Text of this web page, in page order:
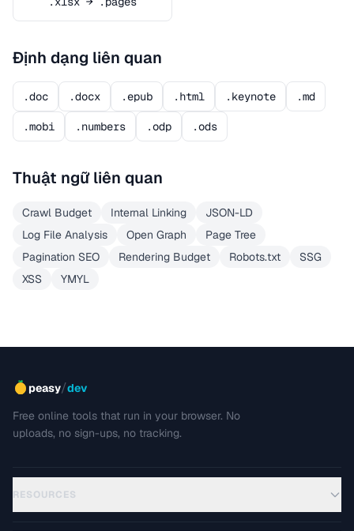
Định dạng liên quan
.doc .docx .epub .html .keynote .md
.mobi .numbers .odp .ods
Thuật ngữ liên quan
Crawl Budget Internal Linking
JSON-LD
Log File Analysis
Open Graph
Page Tree
Pagination SEO
Rendering Budget Robots.txt
SSG
XSS
YMYL
peasy/dev
Free online tools that run in your browser. No
uploads, no sign-ups, no tracking.
RESOURCES